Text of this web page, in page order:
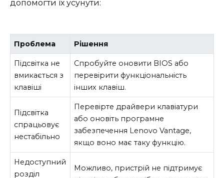
допомогти їх усунути:
Проблема Рішення
Підсвітка не
вмикається з
клавіші
Спробуйте оновити BIOS або
перевірити функціональність
інших клавіш.
Підсвітка
спрацьовує
нестабільно
Перевірте драйвери клавіатури
або оновіть програмне
забезпечення Lenovo Vantage,
якщо воно має таку функцію.
Недоступний
розділ
Можливо, пристрій не підтримує